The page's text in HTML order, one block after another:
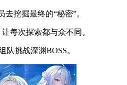
挖掘最终的“秘密”。
每次探索都与众不同。
挑战深渊BOSS。